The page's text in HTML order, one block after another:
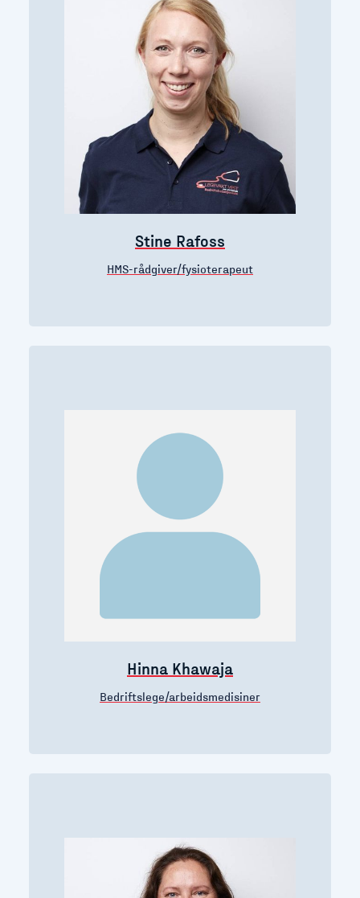
Stine Rafoss
HMS-rådgiver/fysioterapeut
Hinna Khawaja
Bedriftslege/arbeidsmedisiner